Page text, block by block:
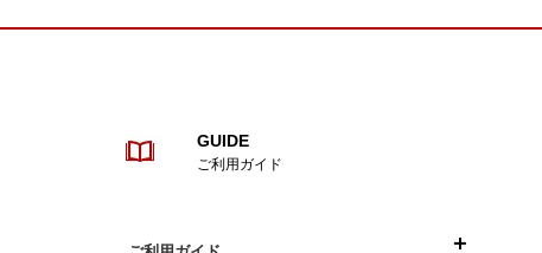
GUIDE
ご利用ガイド